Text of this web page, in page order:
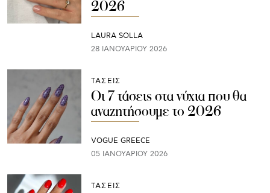
2026
LAURA SOLLA
28 ΙΑΝΟΥΑΡΊΟΥ 2026
ΤΑΣΕΙΣ
Οι 7 τάσεις στα νύχια που θα
αναζητήσουμε το 2026
VOGUE GREECE
05 ΙΑΝΟΥΑΡΊΟΥ 2026
ΤΑΣΕΙΣ